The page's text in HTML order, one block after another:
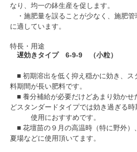
なり、均一の鉢生産を促します。
・施肥量を誤ることが少なく、施肥管
に適しています。
特長・用途
遅効きタイプ 6-9-9 （小粒）
■ 初期溶出を低く抑え穏かに効き、ス
料期間が長い肥料です。
■ 養分補給が必要だけどあまり効かせ
どスタンダードタイプでは効き過ぎる時
使用におすすめです。
■ 花壇苗の９月の高温時（特に野外）
夏場などに使用頂いてます。